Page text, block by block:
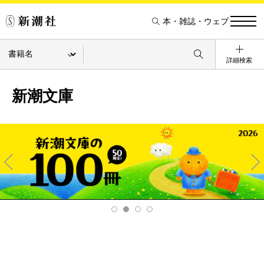
本・雑誌・ウェブ
詳細検索
新潮文庫
Pre
v
Ne
xt